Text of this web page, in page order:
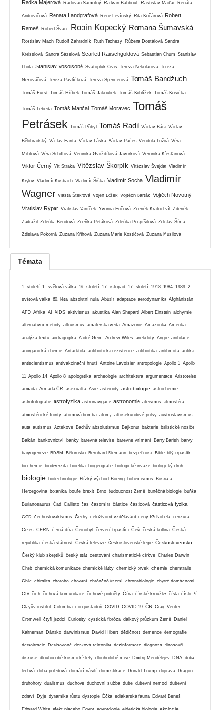
Radka Majerová Radovan Samotný Radvan Bahbouh Rastislav Maďar Renáta
Androvičová Renata Landgrafová René Levínský Rita Kočárová Robert
Rameš Robert Švarc Robin Kopecký Romana Šumavská
Rostislav Mach Rudolf Zahradník Ruth Tachezy Růžena Dostálová Sandra
Kreisslová Sandra Sázelová Scarlett Rauschgoldová Sebastian Chum Stanislav
Lhota Stanislav Vosolsobě Svatopluk Civiš Tereza Nekolářová Tereza
Nekovářová Tereza Pavlíčková Tereza Spencerová Tomáš Bandžuch
Tomáš Fürst Tomáš Hříbek Tomáš Jakoubek Tomáš Koblížek Tomáš Kosička
Tomáš Lebeda Tomáš Mančal Tomáš Moravec Tomáš
Petrásek Tomáš Přibyl Tomáš Radil Václav Bára Václav
Bělohradský Václav Fanta Václav Láska Václav Pačes Vendula Lužná Věra
Milotová Věra Schiffová Veronika Gvoždíková Javůrková Veronika Křesťanová
Viktor Černý Vít Straka Vítězslav Škorpík Vítězslav Švejdar Vladimír
Krylov Vladimír Kusbach Vladimír Šiška Vladimír Socha Vladimír
Wagner Vlasta Štekrová Vojen Ložek Vojtěch Barták Vojtěch Novotný
Vratislav Rýpar Vratislav Vaníček Yvonna Fričová Zdeněk Kratochvíl Zdeněk
Zadražil Zdeňka Bendová Zdeňka Petáková Zdeňka Pospíšilová Zdislav Šíma
Zdislava Pokorná Zuzana Kříhová Zuzana Marie Kostićová Zuzana Musilová
Témata
1. století 1. světová válka 16. století 17. listopad 17. století 1918 1984 1989 2.
světová válka 60. léta absolutní nula Abúsír adaptace aerodynamika Afghánistán
AFO Afrika AI AIDS aktivismus akustika Alan Shepard Albert Einstein alchymie
alternativní metody altruismus amatérská věda Amazonie Amazonka Amerika
analýza textu andragogika André Geim Andrew Wiles anekdoty Anglie anihilace
anorganická chemie Antarktida antibiotická rezistence antibiotika antihmota antika
antiscientismus antivakcinační hnutí Antoine Lavoisier antropologie Apollo 1 Apollo
11 Apollo 14 Apollo 8 apologetika archeologie architektura argumentace Aristoteles
armáda Armáda ČR asexualita Asie asteroidy astrobiologie astrochemie
astrofotografie astrofyzika astronavigace astronomie ateismus atmosféra
atmosférické fronty atomová bomba atomy attosekundové pulsy austroslavismus
auta autismus Aztékové Bachův absolutismus Bajkonur bakterie balistické nosiče
Balkán bankovnictví banky barevná televize barevné vnímání Barry Barish barvy
baryogeneze BDSM Bělorusko Bernhard Riemann bezpečnost Bible bilý trpaslík
biochemie biodiverzita bioetika biogeografie biologické invaze biologický druh
biologie biotechnologie Blízký východ Boeing bohemismus Bosna a
Hercegovina botanika bouře brexit Brno budoucnost Země buněčná biologie buňka
Burianosaurus Čad Callisto čas časomíra částice částicová částicová fyzika
CCD čechoslovakismus Čechy celoživotní vzdělávání ceny IG Nobela cenzura
Ceres CERN černá díra Černobyl červení trpaslíci Češi česká kotlina Česká
republika česká státnost Česká televize Československé legie Československo
Český klub skeptiků český stát cestování charismatické církve Charles Darwin
Cheb chemická komunikace chemické látky chemický prvek chemie chemtrails
Chile chiralita choroba chování chráněná území chronobiologie chytré domácnosti
CIA čich čichová komunikace čichové podněty Čína čínské kroužky čísla číslo Pí
Clayův institut Columbia conquistadoři COVID COVID-19 ČR Craig Venter
Cromwell čtyři jezdci Curiosity cystická fibróza dálkový průzkum Země Daniel
Kahneman Dánsko darwinismus David Hilbert dědičnost demence demografie
demokracie Denisované desková tektonika dezinformace diagnoza dinosauři
diskuse dlouhodobé kosmické lety dlouhodobé mise Dmitrij Mendělejev DNA doba
ledová doba poledová domácí násilí domestikace Donald Trump doprava Dragon
druhohory dualismus duchové duchovní služba duše duševní nemoci duševní
zdraví Dyje dynamika růstu dystopie Éčka ediakarská fauna Edvard Beneš
Edward White efekt placebo Egypt egyptologie eidetická biologie ekologie